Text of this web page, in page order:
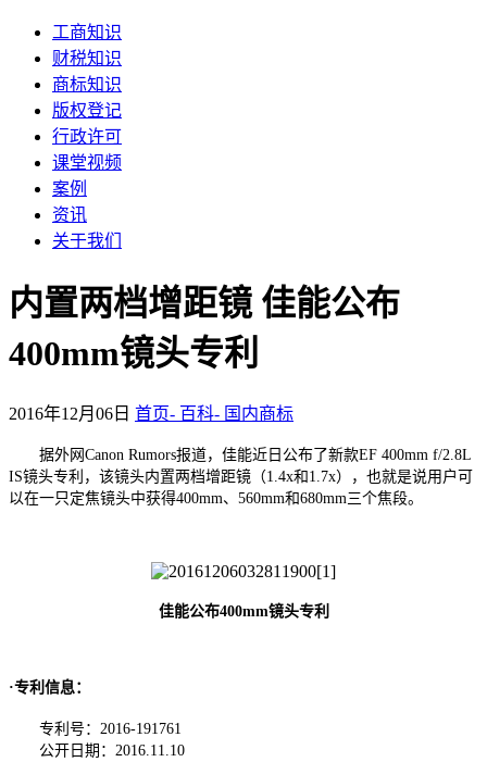
工商知识
财税知识
商标知识
版权登记
行政许可
课堂视频
案例
资讯
关于我们
内置两档增距镜 佳能公布
400mm镜头专利
2016年12月06日 首页- 百科- 国内商标
据外网Canon Rumors报道，佳能近日公布了新款EF 400mm f/2.8L
IS镜头专利，该镜头内置两档增距镜（1.4x和1.7x），也就是说用户可
以在一只定焦镜头中获得400mm、560mm和680mm三个焦段。
佳能公布400mm镜头专利
·专利信息：
专利号：2016-191761
公开日期：2016.11.10